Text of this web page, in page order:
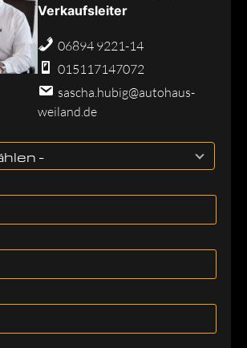
Verkaufsleiter
06894 9221-14
015117147072
sascha.hubig@autohaus-
weiland.de
-